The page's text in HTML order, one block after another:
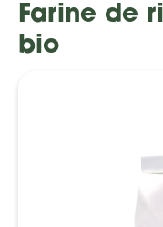
Farine de
bio